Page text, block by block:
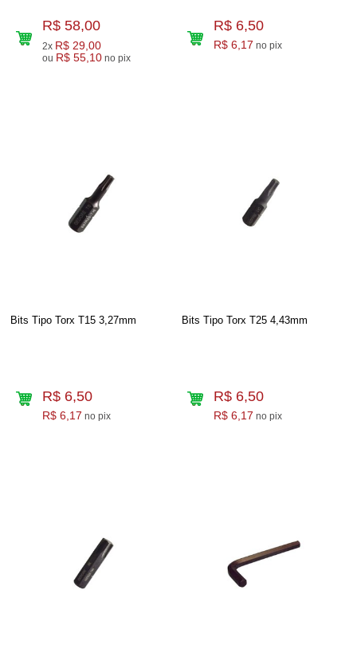
R$ 58,00
2x R$ 29,00
ou R$ 55,10 no pix
R$ 6,50
R$ 6,17 no pix
Bits Tipo Torx T15 3,27mm
R$ 6,50
R$ 6,17 no pix
Bits Tipo Torx T25 4,43mm
R$ 6,50
R$ 6,17 no pix